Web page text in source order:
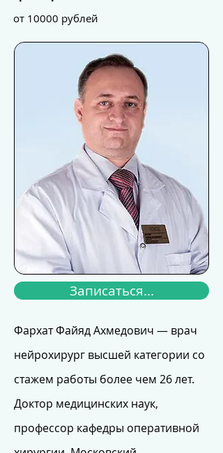
от 10000 рублей
Записаться...
Фархат Файяд Ахмедович — врач
нейрохирург высшей категории со
стажем работы более чем 26 лет.
Доктор медицинских наук,
профессор кафедры оперативной